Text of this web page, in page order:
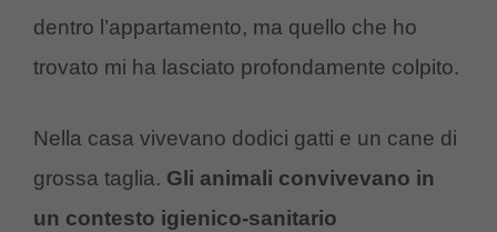
dentro l’appartamento, ma quello che ho
trovato mi ha lasciato profondamente colpito.
Nella casa vivevano dodici gatti e un cane di
grossa taglia. Gli animali convivevano in
un contesto igienico-sanitario